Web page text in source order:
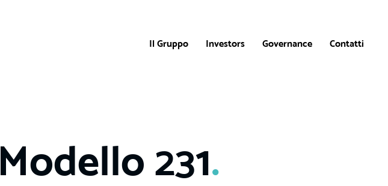
Il Gruppo Investors Governance Contatti
Modello 231.